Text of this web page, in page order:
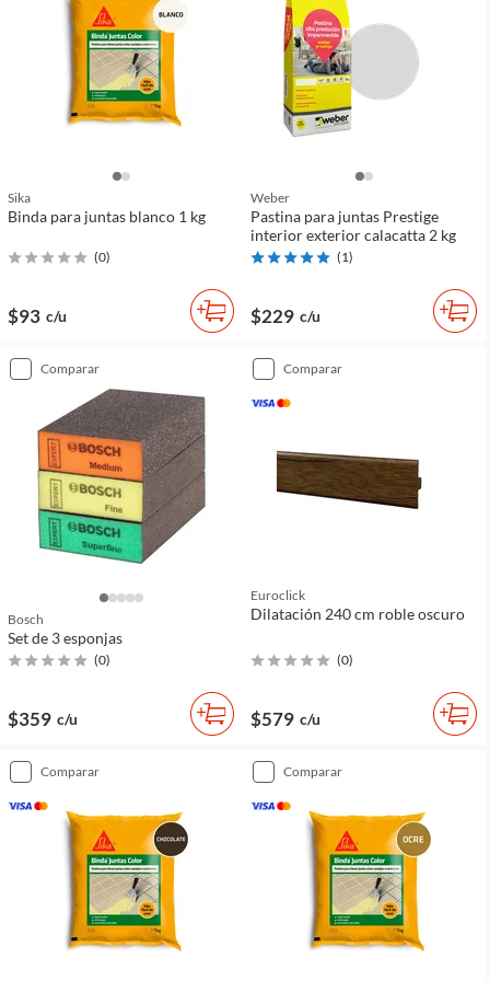
Sika
Binda para juntas blanco 1 kg
(0)
$93 c/u
Weber
Pastina para juntas Prestige
interior exterior calacatta 2 kg
(1)
$229 c/u
comparar
Bosch
Set de 3 esponjas
(0)
$359 c/u
comparar
Euroclick
Dilatación 240 cm roble oscuro
(0)
$579 c/u
comparar comparar